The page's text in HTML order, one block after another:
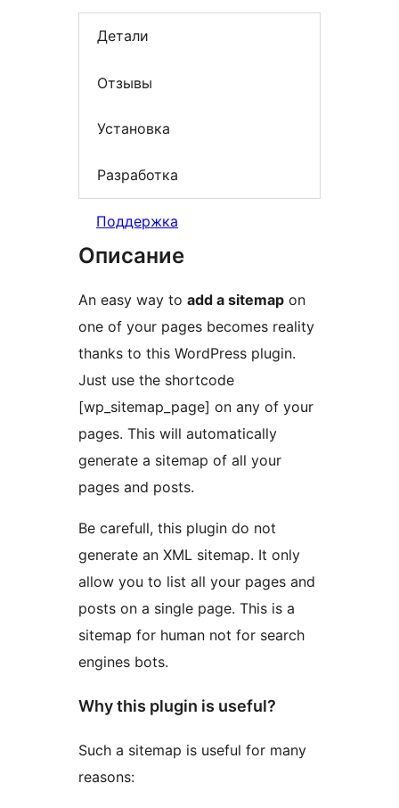
Детали
Отзывы
Установка
Разработка
Поддержка
Описание
An easy way to add a sitemap on
one of your pages becomes reality
thanks to this WordPress plugin.
Just use the shortcode
[wp_sitemap_page] on any of your
pages. This will automatically
generate a sitemap of all your
pages and posts.
Be carefull, this plugin do not
generate an XML sitemap. It only
allow you to list all your pages and
posts on a single page. This is a
sitemap for human not for search
engines bots.
Why this plugin is useful?
Such a sitemap is useful for many
reasons: